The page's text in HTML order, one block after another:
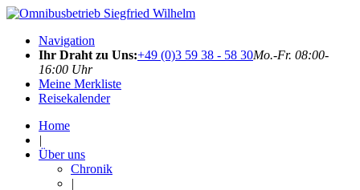
Navigation
Ihr Draht zu Uns:+49 (0)3 59 38 - 58 30Mo.-Fr. 08:00-
16:00 Uhr
Meine Merkliste
Reisekalender
Home
|
Über uns
Chronik
|